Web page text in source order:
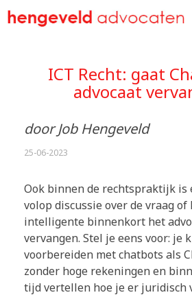
ICT Recht: gaat
advocaat
door Job Hengeveld
25-06-2023
Ook binnen de rechtspraktijk
volop discussie over de vraag
intelligente binnenkort het
vervangen. Stel je eens voor: je
voorbereiden met chatbots als
zonder hoge rekeningen en
tijd vertellen hoe je er juridisch